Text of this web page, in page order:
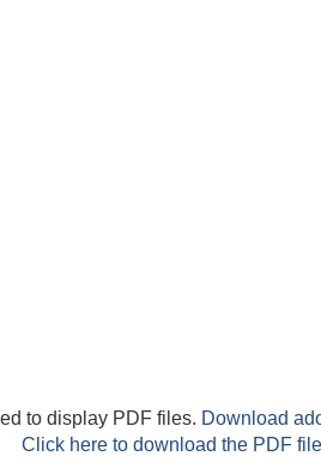
to display PDF files. Download
Click here to download the PDF